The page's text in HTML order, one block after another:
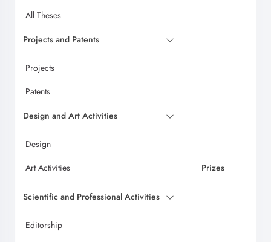
All Theses
Projects and Patents
Projects
Patents
Design and Art Activities
Design
Art Activities
Prizes
Scientific and Professional Activities
Editorship